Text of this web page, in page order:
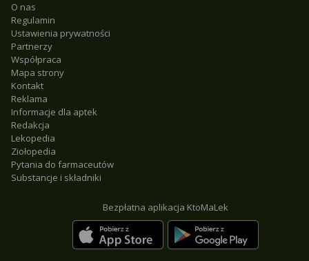
O nas
Regulamin
Ustawienia prywatności
Partnerzy
Współpraca
Mapa strony
Kontakt
Reklama
Informacje dla aptek
Redakcja
Lekopedia
Ziołopedia
Pytania do farmaceutów
Substancje i składniki
Bezpłatna aplikacja KtoMaLek